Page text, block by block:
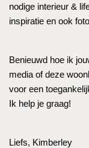
nodige interieur &
inspiratie en ook
Benieuwd hoe ik
media of deze
voor een
Ik help je graag!
Liefs, Kimberley